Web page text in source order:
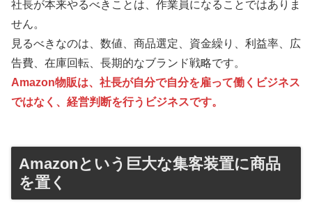
社長が本来やるべきことは、作業員になることではありま
せん。
見るべきなのは、数値、商品選定、資金繰り、利益率、広
告費、在庫回転、長期的なブランド戦略です。
Amazon物販は、社長が自分で自分を雇って働くビジネス
ではなく、経営判断を行うビジネスです。
Amazonという巨大な集客装置に商品
を置く